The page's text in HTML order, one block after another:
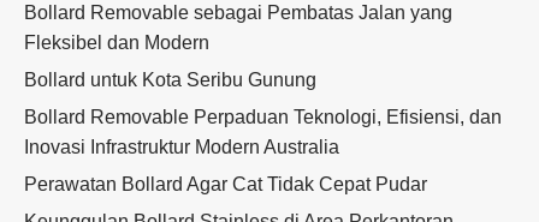
Bollard Removable sebagai Pembatas Jalan yang
Fleksibel dan Modern
Bollard untuk Kota Seribu Gunung
Bollard Removable Perpaduan Teknologi, Efisiensi, dan
Inovasi Infrastruktur Modern Australia
Perawatan Bollard Agar Cat Tidak Cepat Pudar